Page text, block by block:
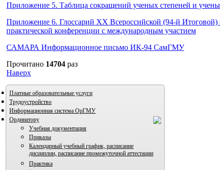
Приложение 5. Таблица сокращений ученых степеней и
Приложение 6. Глоссарий XX Всероссийской (94-й Итоговой)
практической конференции c международным участием
САМАРА Информационное письмо ИК-94 СамГМУ
Прочитано 14704 раз
Наверх
Платные образовательные услуги
Трудоустройство
Информационная система ОрГМУ
Ординатору
Учебная документация
Приказы
Календарный учебный график, расписание
дисциплин, расписание промежуточной аттестации
Практика